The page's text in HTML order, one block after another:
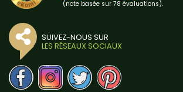
(note basée sur 78 évaluations).
SUIVEZ-NOUS SUR
LES RÉSEAUX SOCIAUX